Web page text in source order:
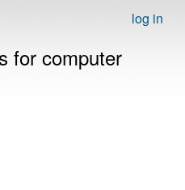
log in
for computer